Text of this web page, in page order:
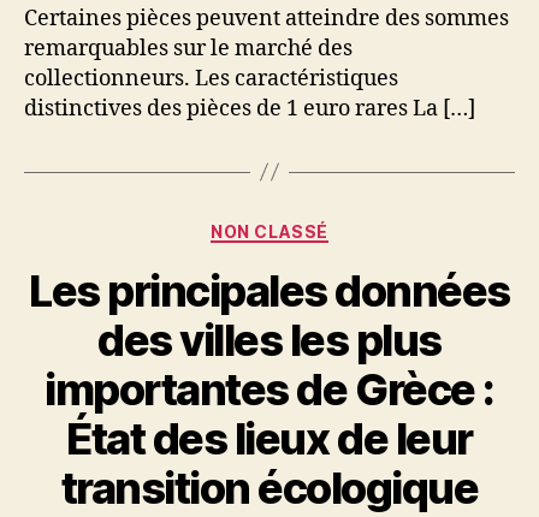
Certaines pièces peuvent atteindre des sommes
remarquables sur le marché des
collectionneurs. Les caractéristiques
distinctives des pièces de 1 euro rares La […]
Catégories
NON CLASSÉ
Les principales données
des villes les plus
importantes de Grèce :
État des lieux de leur
transition écologique